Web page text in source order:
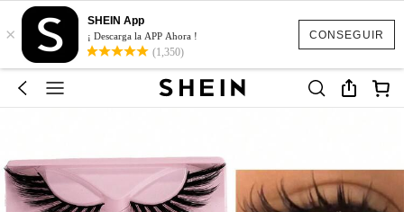
CONSEGUIR
×
SHEIN App
¡ Descarga la APP Ahora !
(1,350)